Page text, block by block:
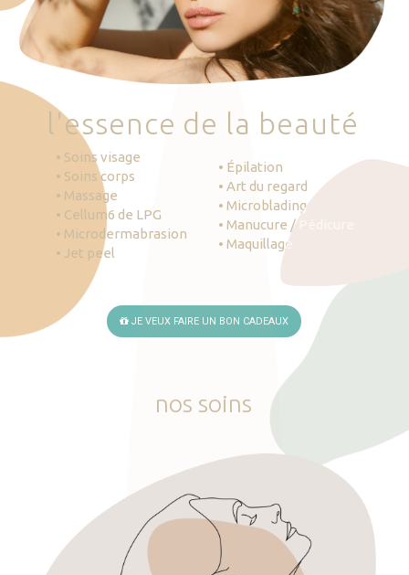
Prendre RDV
'essence de la beauté
• Soins visage
• Soins corps
• Massage
• Cellum6 de LPG
• Microdermabrasion
• Jet peel
• Épilation
• Art du regard
• Microblading
• Manucure / Pédicure
• Maquillage
JE VEUX FAIRE UN BON CADEAUX
nos soins